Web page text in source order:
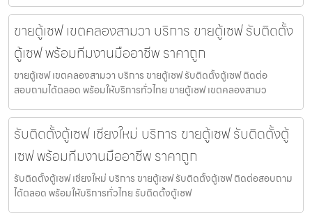
ขายตู้เซฟ เขตคลองสามวา บริการ ขายตู้เซฟ รับติดตั้ง
ตู้เซฟ พร้อมทีมงานมืออาชีพ ราคาถูก
ขายตู้เซฟ เขตคลองสามวา บริการ ขายตู้เซฟ รับติดตั้งตู้เซฟ ติดต่อ
สอบถามได้ตลอด พร้อมให้บริการทั่วไทย ขายตู้เซฟ เขตคลองสามว
รับติดตั้งตู้เซฟ เชียงใหม่ บริการ ขายตู้เซฟ รับติดตั้งตู้
เซฟ พร้อมทีมงานมืออาชีพ ราคาถูก
รับติดตั้งตู้เซฟ เชียงใหม่ บริการ ขายตู้เซฟ รับติดตั้งตู้เซฟ ติดต่อสอบถาม
ได้ตลอด พร้อมให้บริการทั่วไทย รับติดตั้งตู้เซฟ